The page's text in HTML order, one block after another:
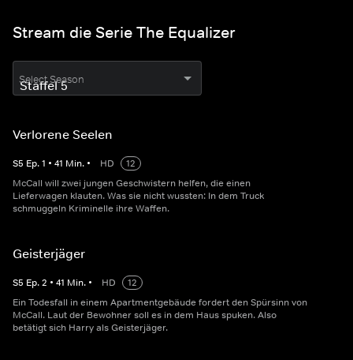
Stream die Serie The Equalizer
Select Season
Verlorene Seelen
S5 Ep.1 • 41 Min. • HD
12
McCall will zwei jungen Geschwistern helfen, die einen
Lieferwagen klauten. Was sie nicht wussten: In dem Truck
schmuggeln Kriminelle ihre Waffen.
Geisterjäger
S5 Ep.2 • 41 Min. • HD
12
Ein Todesfall in einem Apartmentgebäude fordert den Spürsinn von
McCall. Laut der Bewohner soll es in dem Haus spuken. Also
betätigt sich Harry als Geisterjäger.